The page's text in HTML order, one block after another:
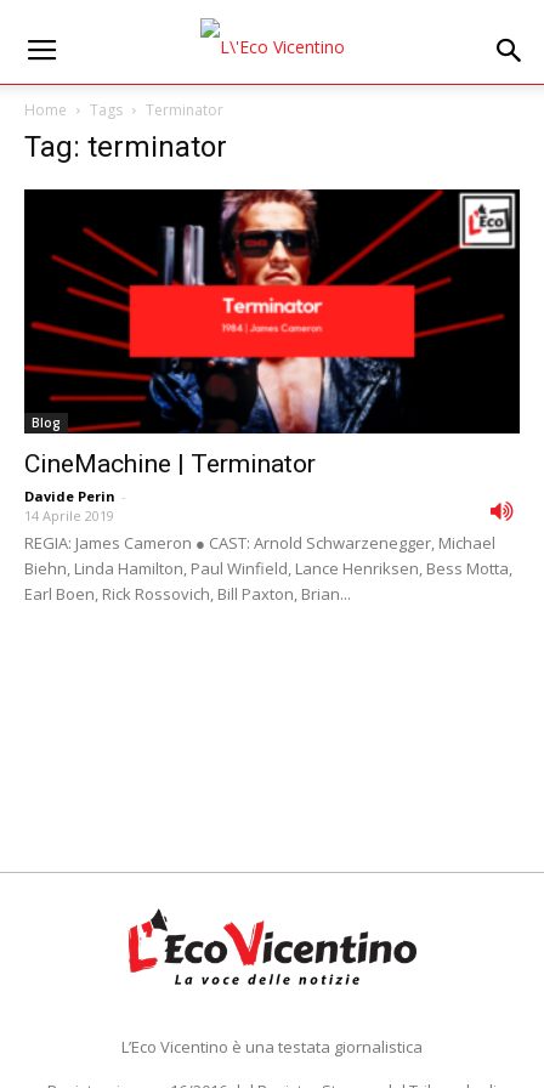
Home Tags Terminator
Tag: terminator
Blog
CineMachine | Terminator
Davide Perin -
14 Aprile 2019
REGIA: James Cameron ● CAST: Arnold Schwarzenegger, Michael
Biehn, Linda Hamilton, Paul Winfield, Lance Henriksen, Bess Motta,
Earl Boen, Rick Rossovich, Bill Paxton, Brian...
L’Eco Vicentino è una testata giornalistica